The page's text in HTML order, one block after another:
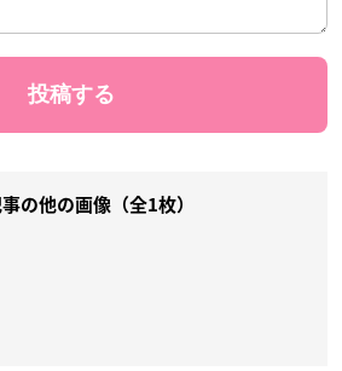
の他の画像（全1枚）